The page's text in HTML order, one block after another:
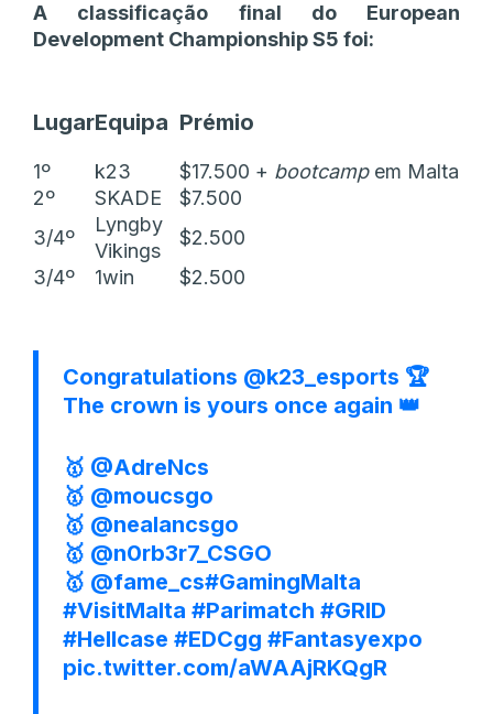
A classificação final do European
Development Championship S5 foi:
LugarEquipa Prémio
1º k23 $17.500 + bootcampem Malta
2º
SKADE
$7.500
3/4º
Lyngby
Vikings
$2.500
3/4º
1win $2.500
Congratulations @k23_esports 🏆
The crown is yours once again 👑
🥇 @AdreNcs
🥇 @moucsgo
🥇 @nealancsgo
🥇 @n0rb3r7_CSGO
🥇 @fame_cs#GamingMalta
#VisitMalta #Parimatch #GRID
#Hellcase #EDCgg #Fantasyexpo
pic.twitter.com/aWAAjRKQgR